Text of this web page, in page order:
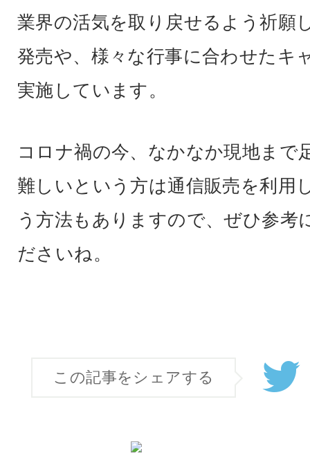
業界の活気を取り戻せるよう祈願
発売や、様々な行事に合わせたキ
実施しています。
コロナ禍の今、なかなか現地まで
難しいという方は通信販売を利用
う方法もありますので、ぜひ参考
ださいね。
この記事をシェアする